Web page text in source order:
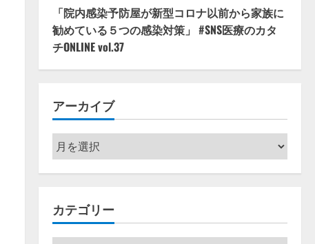
「院内感染予防屋が新型コロナ以前から家族に
勧めている５つの感染対策」 #SNS医療のカタ
チONLINE vol.37
アーカイブ
ア
ー
カ
ブ
カテゴリー